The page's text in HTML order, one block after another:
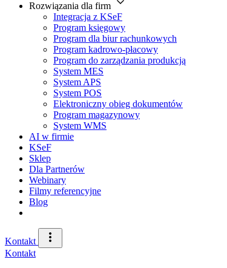
Rozwiązania dla firm
Integracja z KSeF
Program księgowy
Program dla biur rachunkowych
Program kadrowo-płacowy
Program do zarządzania produkcją
System MES
System APS
System POS
Elektroniczny obieg dokumentów
Program magazynowy
System WMS
AI w firmie
KSeF
Sklep
Dla Partnerów
Webinary
Filmy referencyjne
Blog
Kontakt
Kontakt